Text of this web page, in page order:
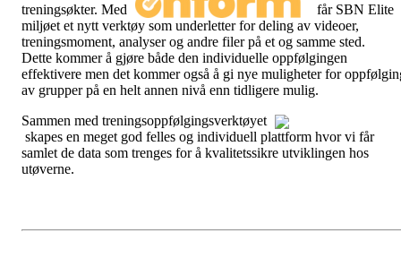
treningsøkter. Med
får SBN Elite
miljøet et nytt verktøy som underletter for deling av videoer,
treningsmoment, analyser og andre filer på et og samme sted.
Dette kommer å gjøre både den individuelle oppfølgingen
effektivere men det kommer også å gi nye muligheter for
av grupper på en helt annen nivå enn tidligere mulig.
Sammen med treningsoppfølgingsverktøyet
skapes en meget god felles og individuell plattform hvor vi får
samlet de data som trenges for å kvalitetssikre utviklingen hos
utøverne.